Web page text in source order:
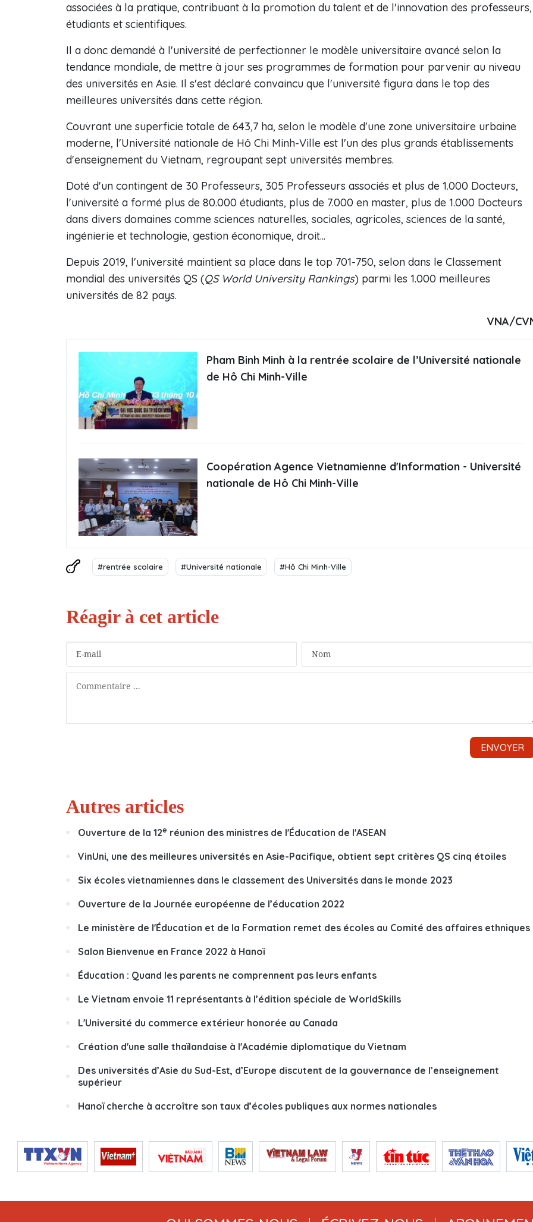
associées à la pratique, contribuant à la promotion du talent et de l'innovation des professeurs,
étudiants et scientifiques.
Il a donc demandé à l'université de perfectionner le modèle universitaire avancé selon la
tendance mondiale, de mettre à jour ses programmes de formation pour parvenir au niveau
des universités en Asie. Il s'est déclaré convaincu que l'université figura dans le top des
meilleures universités dans cette région.
Couvrant une superficie totale de 643,7 ha, selon le modèle d'une zone universitaire urbaine
moderne, l'Université nationale de Hô Chi Minh-Ville est l'un des plus grands établissements
d'enseignement du Vietnam, regroupant sept universités membres.
Doté d'un contingent de 30 Professeurs, 305 Professeurs associés et plus de 1.000 Docteurs,
l'université a formé plus de 80.000 étudiants, plus de 7.000 en master, plus de 1.000 Docteurs
dans divers domaines comme sciences naturelles, sociales, agricoles, sciences de la santé,
ingénierie et technologie, gestion économique, droit...
Depuis 2019, l'université maintient sa place dans le top 701-750, selon dans le Classement
mondial des universités QS (QS World University Rankings) parmi les 1.000 meilleures
universités de 82 pays.
VNA/
Pham Binh Minh à la rentrée scolaire de l’Université nationale
de Hô Chi Minh-Ville
Coopération Agence Vietnamienne d'Information - Université
nationale de Hô Chi Minh-Ville
#rentrée scolaire #Université nationale #Hô Chi Minh-Ville
Autres articles
Ouverture de la 12e réunion des ministres de l'Éducation de l'ASEAN
VinUni, une des meilleures universités en Asie-Pacifique, obtient sept critères QS cinq étoiles
Six écoles vietnamiennes dans le classement des Universités dans le monde 2023
Ouverture de la Journée européenne de l’éducation 2022
Le ministère de l'Éducation et de la Formation remet des écoles au Comité des affaires ethniques
Salon Bienvenue en France 2022 à Hanoï
Éducation : Quand les parents ne comprennent pas leurs enfants
Le Vietnam envoie 11 représentants à l’édition spéciale de WorldSkills
L'Université du commerce extérieur honorée au Canada
Création d'une salle thaïlandaise à l'Académie diplomatique du Vietnam
Des universités d’Asie du Sud-Est, d’Europe discutent de la gouvernance de l’enseignement
supérieur
Hanoï cherche à accroître son taux d’écoles publiques aux normes nationales